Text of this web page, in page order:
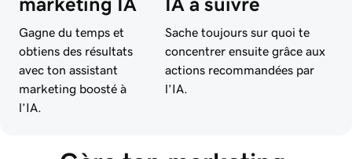
Gagne du temps et
obtiens des résultats
avec ton assistant
marketing boosté à
l’IA.
Sache toujours sur quoi te
concentrer ensuite grâce aux
actions recommandées par
l’IA.